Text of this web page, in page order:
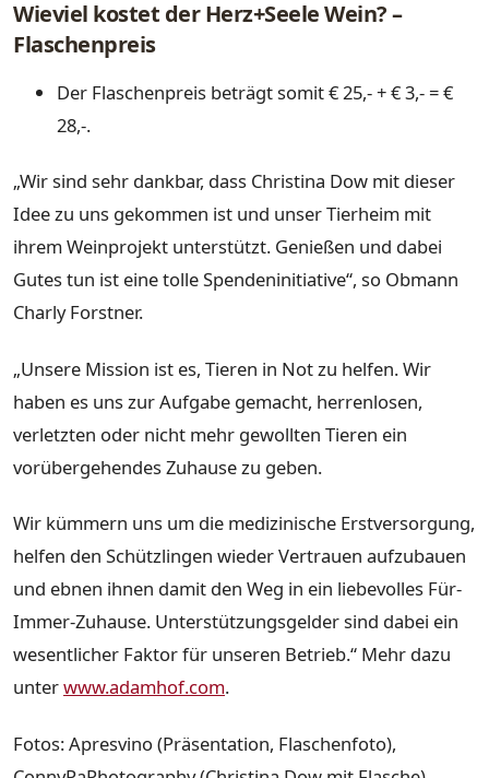
Wieviel kostet der Herz+Seele Wein? –
Flaschenpreis
Der Flaschenpreis beträgt somit € 25,- + € 3,- = €
28,-.
„Wir sind sehr dankbar, dass Christina Dow mit dieser
Idee zu uns gekommen ist und unser Tierheim mit
ihrem Weinprojekt unterstützt. Genießen und dabei
Gutes tun ist eine tolle Spendeninitiative“, so Obmann
Charly Forstner.
„Unsere Mission ist es, Tieren in Not zu helfen. Wir
haben es uns zur Aufgabe gemacht, herrenlosen,
verletzten oder nicht mehr gewollten Tieren ein
vorübergehendes Zuhause zu geben.
Wir kümmern uns um die medizinische Erstversorgung,
helfen den Schützlingen wieder Vertrauen aufzubauen
und ebnen ihnen damit den Weg in ein liebevolles Für-
Immer-Zuhause. Unterstützungsgelder sind dabei ein
wesentlicher Faktor für unseren Betrieb.“ Mehr dazu
unterwww.adamhof.com.
Fotos: Apresvino (Präsentation, Flaschenfoto),